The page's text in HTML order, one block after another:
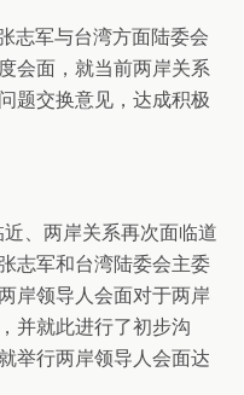
志军与台湾方面陆委会
会面，就当前两岸关系
题交换意见，达成积极
、两岸关系再次面临道
志军和台湾陆委会主委
岸领导人会面对于两岸
并就此进行了初步沟
举行两岸领导人会面达